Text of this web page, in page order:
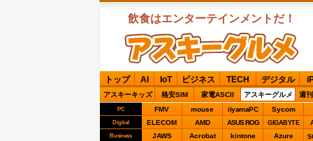
飲食はエンターテインメントだ！
ASCIIグルメ
トップ AI IoT ビジネス TECH デジタル
アスキーキッズ 格安SIM 家電ASCII アスキーグルメ 週
PC FMV mouse iiyamaPC Sycom
Digital ELECOM AMD ASUS ROG GIGABYTE
Business JAWS Acrobat kintone Azure